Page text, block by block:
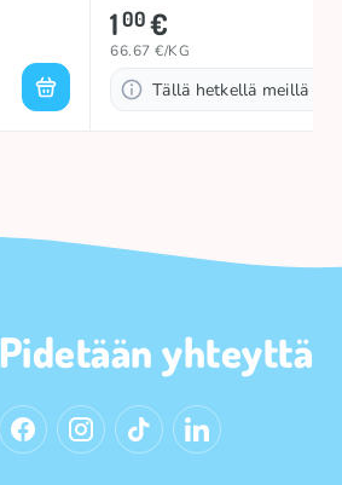
100€
66.67 €/KG
Tällä hetkellä meillä ei
Pidetään yhteyttä